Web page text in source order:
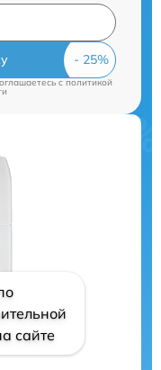
cполитикой
сайте